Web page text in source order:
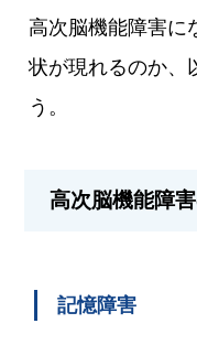
高次脳機能障害に
状が現れるのか、
う。
高次脳機能障
記憶障害